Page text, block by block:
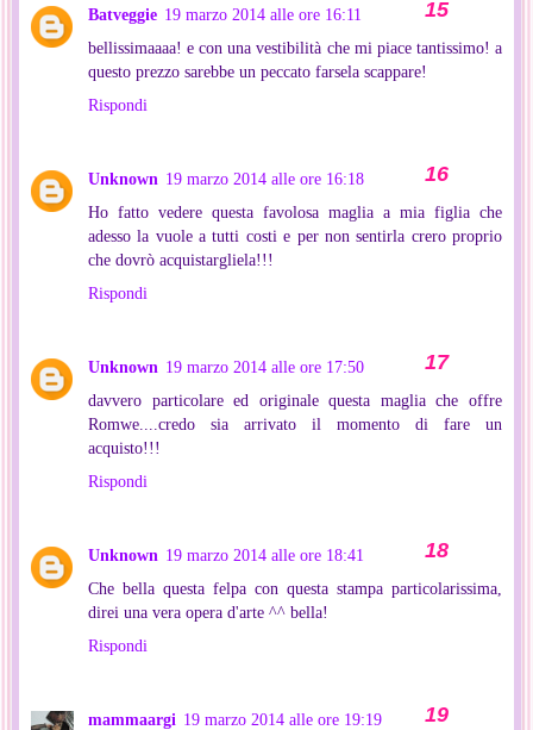
Batveggie 19 marzo 2014 alle ore 16:11
bellissimaaaa! e con una vestibilità che mi piace tantissimo! a
questo prezzo sarebbe un peccato farsela scappare!
Rispondi
Unknown 19 marzo 2014 alle ore 16:18
Ho fatto vedere questa favolosa maglia a mia figlia che
adesso la vuole a tutti costi e per non sentirla crero proprio
che dovrò acquistargliela!!!
Rispondi
Unknown 19 marzo 2014 alle ore 17:50
davvero particolare ed originale questa maglia che offre
Romwe....credo sia arrivato il momento di fare un
acquisto!!!
Rispondi
Unknown 19 marzo 2014 alle ore 18:41
Che bella questa felpa con questa stampa particolarissima,
direi una vera opera d'arte ^^ bella!
Rispondi
mammaargi 19 marzo 2014 alle ore 19:19